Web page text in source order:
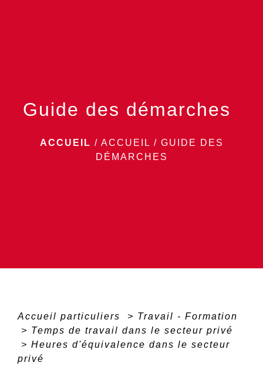
Guide des démarches
ACCUEIL / ACCUEIL / GUIDE DES
DÉMARCHES
Accueil particuliers > Travail - Formation
> Temps de travail dans le secteur privé
> Heures d'équivalence dans le secteur
privé